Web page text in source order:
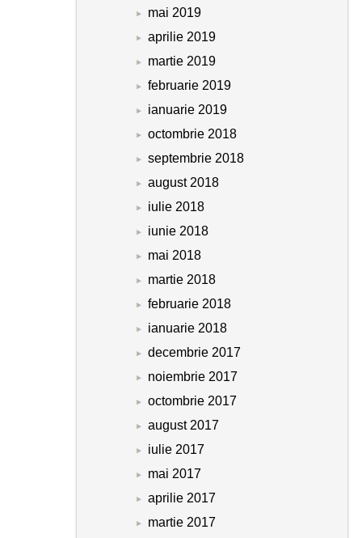
mai 2019
aprilie 2019
martie 2019
februarie 2019
ianuarie 2019
octombrie 2018
septembrie 2018
august 2018
iulie 2018
iunie 2018
mai 2018
martie 2018
februarie 2018
ianuarie 2018
decembrie 2017
noiembrie 2017
octombrie 2017
august 2017
iulie 2017
mai 2017
aprilie 2017
martie 2017